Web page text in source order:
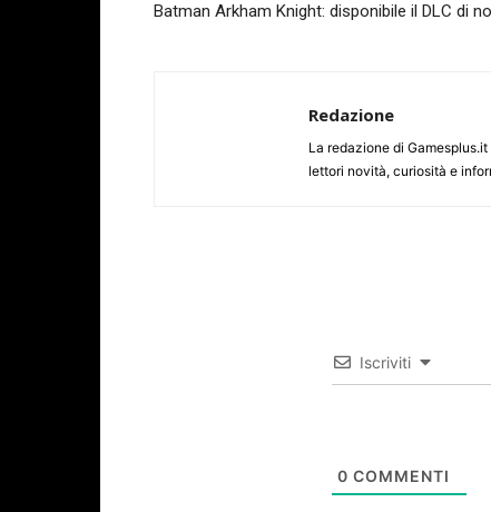
Batman Arkham Knight: disponibile il DLC di
Redazione
La redazione di
lettori novità, curiosità e
Iscriviti
0 COMMENTI